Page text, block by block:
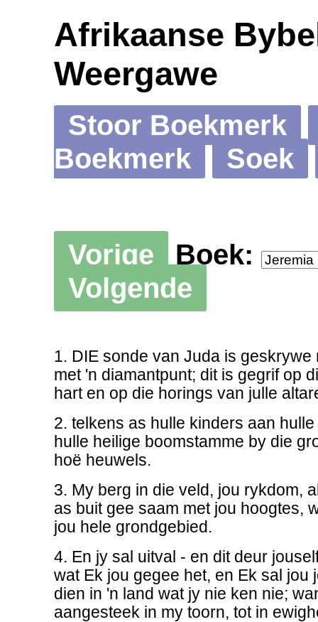
Afrikaanse
Weergawe
Stoor Boekmerk
Boekmerk
Soek
Vorige
Boek:
Volgende
1. DIE sonde van Juda is geskrywe
met 'n diamantpunt; dit is gegrif op
hart en op die horings van julle
2. telkens as hulle kinders aan
hulle heilige boomstamme by die
hoë heuwels.
3. My berg in die veld, jou rykdom,
as buit gee saam met jou hoogtes,
jou hele grondgebied.
4. En jy sal uitval - en dit deur
wat Ek jou gegee het, en Ek sal jou
dien in 'n land wat jy nie ken nie;
aangesteek in my toorn, tot in